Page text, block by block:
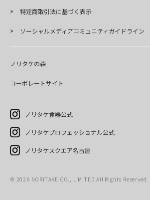
特定商取引法に基づく表示
ソーシャルメディアコミュニティガイドライン
ノリタケの森
コーポレートサイト
ノリタケ食器公式
ノリタケプロフェッショナル公式
ノリタケスクエア名古屋
© 2026 NORITAKE CO., LIMITED All Rights Reserved.